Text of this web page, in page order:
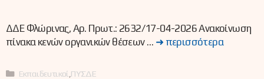
ΔΔΕ Φλώρινας, Αρ. Πρωτ.: 2632/17-04-2026 Ανακοίνωση
πίνακα κενών οργανικών θέσεων … ➜ περισσότερα
Κατηγορίες
Εκπαιδευτικοί ΠΥΣΔΕ